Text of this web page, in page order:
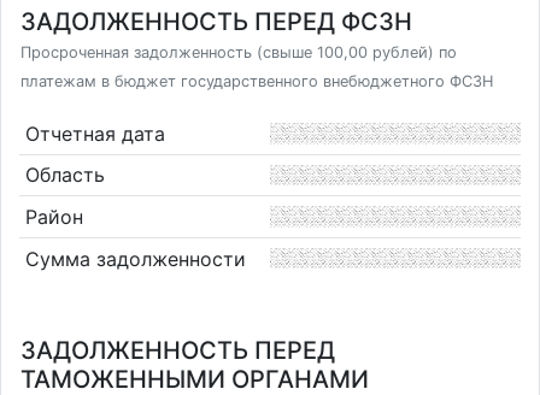
ЗАДОЛЖЕННОСТЬ ПЕРЕД ФСЗН
Просроченная задолженность (свыше 100,00 рублей) по
платежам в бюджет государственного внебюджетного ФСЗН
Отчетная дата
Область
Район
Сумма задолженности
ЗАДОЛЖЕННОСТЬ ПЕРЕД
ТАМОЖЕННЫМИ ОРГАНАМИ